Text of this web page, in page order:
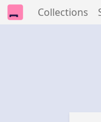
Collections